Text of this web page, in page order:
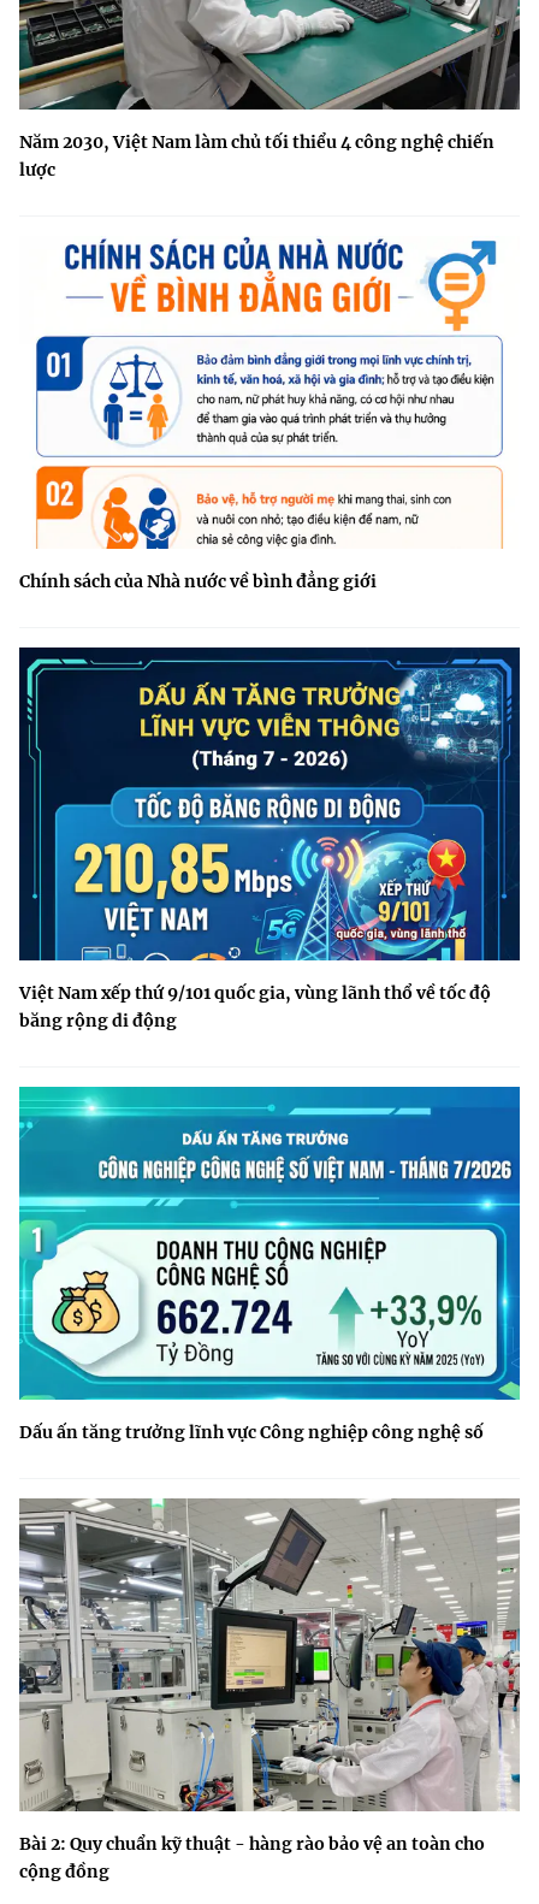
Năm 2030, Việt Nam làm chủ tối thiểu 4 công nghệ chiến
lược
Chính sách của Nhà nước về bình đẳng giới
Việt Nam xếp thứ 9/101 quốc gia, vùng lãnh thổ về tốc độ
băng rộng di động
Dấu ấn tăng trưởng lĩnh vực Công nghiệp công nghệ số
Bài 2: Quy chuẩn kỹ thuật - hàng rào bảo vệ an toàn cho
cộng đồng